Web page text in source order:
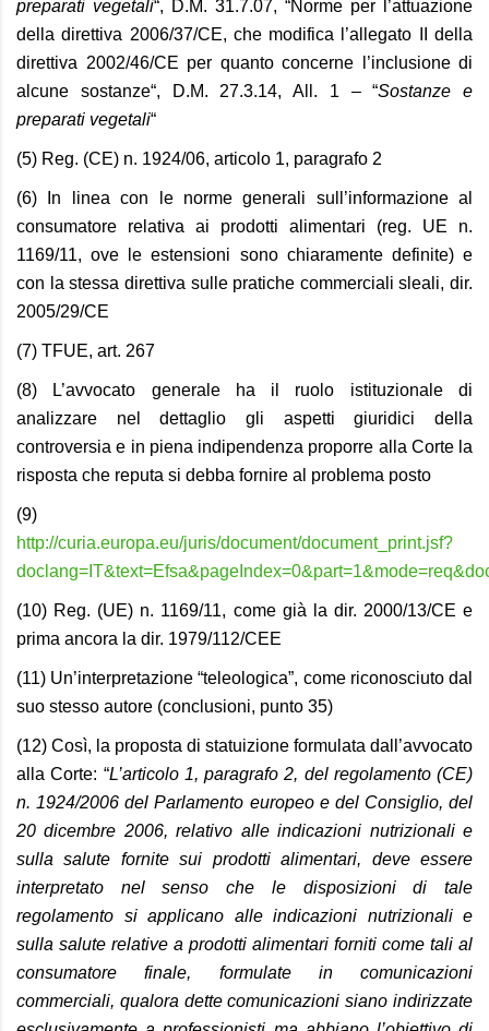
preparati vegetali“, D.M. 31.7.07, “Norme per l’attuazione
della direttiva 2006/37/CE, che modifica l’allegato II della
direttiva 2002/46/CE per quanto concerne l’inclusione di
alcune sostanze“, D.M. 27.3.14, All. 1 –“Sostanze e
preparati vegetali“
(5) Reg. (CE) n. 1924/06, articolo 1, paragrafo 2
(6) In linea con le norme generali sull’informazione al
consumatore relativa ai prodotti alimentari (reg. UE n.
1169/11, ove le estensioni sono chiaramente definite) e
con la stessa direttiva sulle pratiche commerciali sleali, dir.
2005/29/CE
(7) TFUE, art. 267
(8) L’avvocato generale
ha il ruolo istituzionale di
analizzare nel dettaglio gli aspetti giuridici della
controversia e in piena indipendenza proporre alla Corte la
risposta che reputa si debba fornire al problema posto
(9)
http://curia.europa.eu/juris/document/document_print.jsf?
(10) Reg. (UE) n. 1169/11, come già la dir. 2000/13/CE e
prima ancora la dir. 1979/112/CEE
(11) Un’interpretazione “teleologica”, come riconosciuto dal
suo stesso autore (conclusioni, punto 35)
(12) Così, la proposta di statuizione formulata dall’avvocato
alla Corte: “L’articolo 1, paragrafo 2, del regolamento (CE)
n. 1924/2006 del Parlamento europeo e del Consiglio, del
20 dicembre 2006, relativo alle indicazioni nutrizionali e
sulla salute fornite sui prodotti alimentari, deve essere
interpretato nel senso che le disposizioni di tale
regolamento si applicano alle indicazioni nutrizionali e
sulla salute relative a prodotti alimentari forniti come tali al
consumatore finale, formulate in comunicazioni
commerciali, qualora dette comunicazioni siano indirizzate